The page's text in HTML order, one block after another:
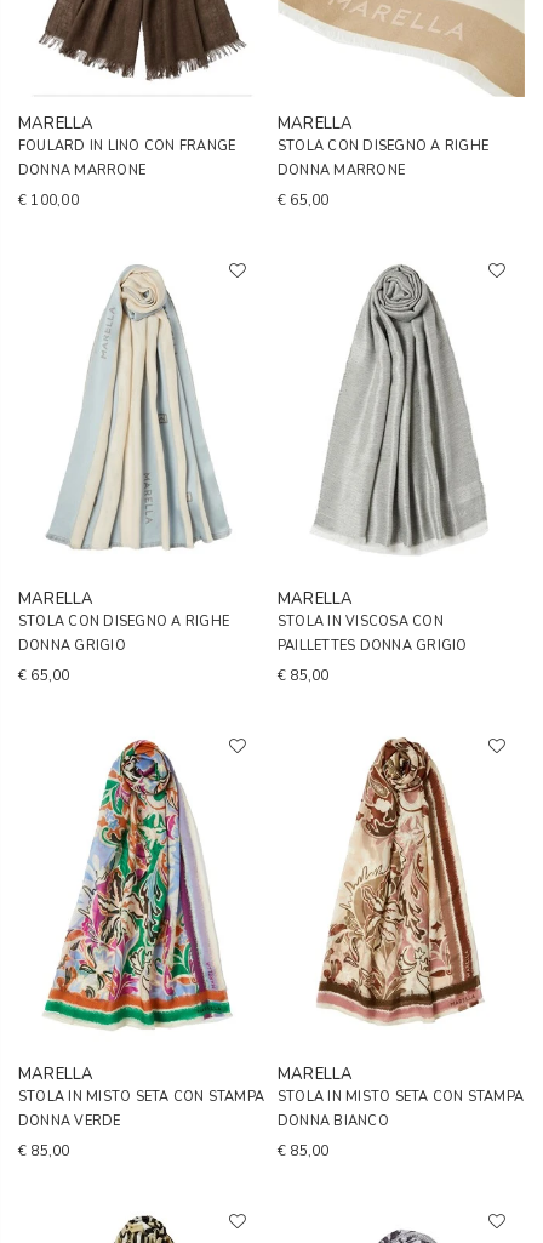
MARELLA
FOULARD IN LINO CON FRANGE
DONNA MARRONE
€ 100,00
MARELLA
STOLA CON DISEGNO A RIGHE
DONNA MARRONE
€ 65,00
MARELLA
STOLA CON DISEGNO A RIGHE
DONNA GRIGIO
€ 65,00
MARELLA
STOLA IN VISCOSA CON
PAILLETTES DONNA GRIGIO
€ 85,00
MARELLA
STOLA IN MISTO SETA CON STAMPA
DONNA VERDE
€ 85,00
MARELLA
STOLA IN MISTO SETA CON STAMPA
DONNA BIANCO
€ 85,00